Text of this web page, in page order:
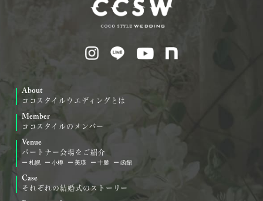
About
ココスタイルウエディングとは
Member
ココスタイルのメンバー
Venue
パートナー会場をご紹介
札幌 小樽 美瑛 十勝 函館
Case
それぞれの結婚式のストーリー